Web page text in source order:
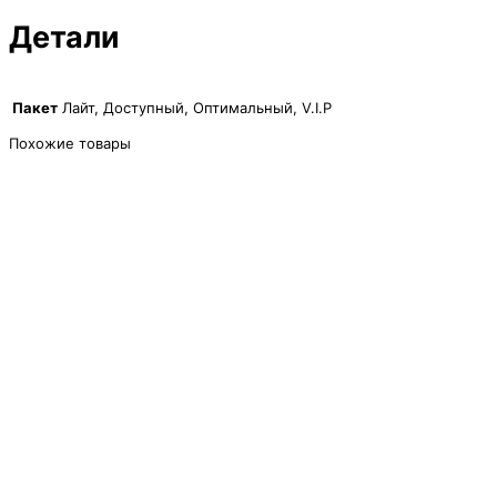
Детали
Пакет Лайт, Доступный, Оптимальный, V.I.P
Похожие товары